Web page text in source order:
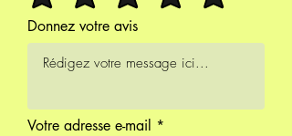
tres longtemps.
Encens 100% naturel.
Donnez votre avis
Votre adresse e-mail